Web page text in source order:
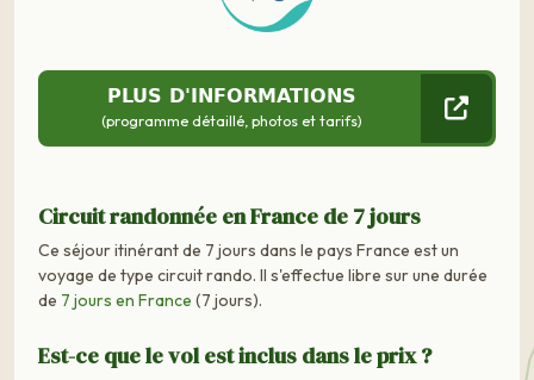
PLUS D'INFORMATIONS
(programme détaillé, photos et tarifs)
Circuit randonnée en France de 7 jours
Ce séjour itinérant de 7 jours dans le pays France est un
voyage de type circuit rando. Il s'effectue libre sur une durée
de 7 jours en France (7 jours).
Est-ce que le vol est inclus dans le prix ?